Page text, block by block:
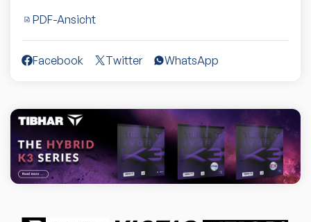
PDF-Ansicht
Facebook Twitter WhatsApp